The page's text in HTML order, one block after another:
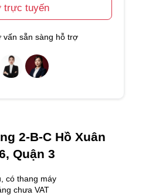
trực tuyến
vấn sẵn sàng hỗ trợ
2-B-C Hồ Xuân
Quận 3
có thang máy
chưa VAT